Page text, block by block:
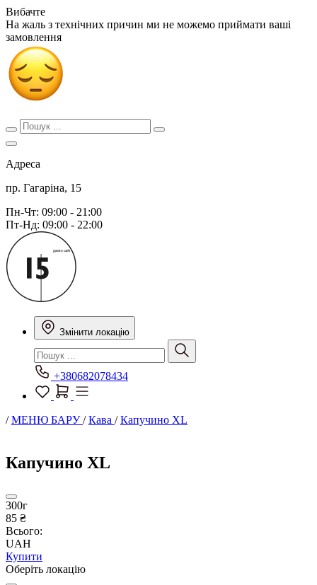
Вибачте
На жаль з технічних причин ми не можемо приймати ваші
замовлення
Адреса
пр. Гагаріна, 15
Пн-Чт: 09:00 - 21:00
Пт-Нд: 09:00 - 22:00
Змінити локацію
+380682078434
/МЕНЮ БАРУ/Кава /Капучино XL
Капучино XL
300г
85 ₴
Всього:
UAH
Купити
Оберіть локацію